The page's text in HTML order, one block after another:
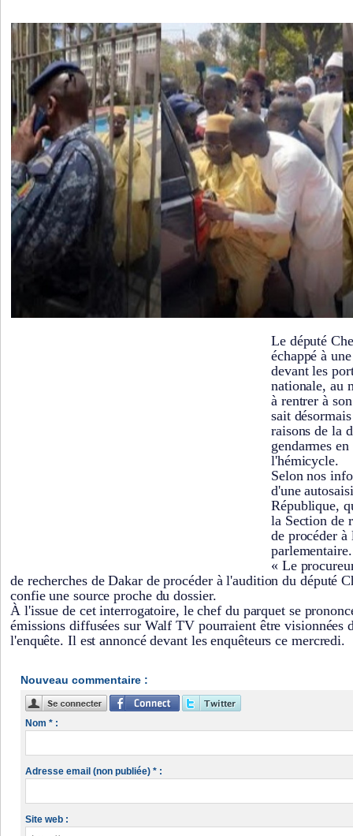
Le député
échappé à
devant les
nationale, au
à rentrer à
sait
raisons de la
gendarmes
l'hémicycle.
Selon nos
d'une
République,
la Section de
de procéder
« Le
de recherches de Dakar de procéder à l'audition du député
confie une source proche du dossier.
À l'issue de cet interrogatoire, le chef du parquet se
émissions diffusées sur Walf TV pourraient être visionnées
l'enquête. Il est annoncé devant les enquêteurs ce mercredi.
Nouveau commentaire :
Nom * :
Adresse email (non publiée) * :
Site web :